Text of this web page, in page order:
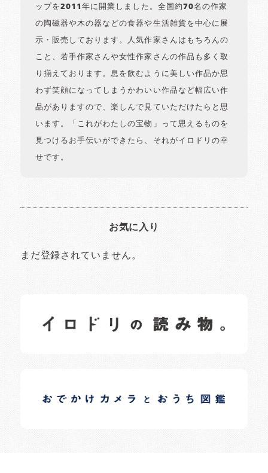
ップを2011年に開業しました。全国約70名の作家
の陶磁器や木の器などの食器や生活雑貨を中心に展
示・販売しております。人気作家さんはもちろんの
こと、若手作家さんや女性作家さんの作品も多く取
り揃えております。息を飲むように美しい作品か思
わず笑顔になってしまうかわいい作品など幅広い作
品がありますので、楽しんで見ていただけたらと思
います。「これがわたしの宝物」って思えるものを
見つけるお手伝いができたら、それがイロドリの幸
せです。
お気に入り
まだ登録されていません。
日常の様子など随時更新中です。
日常の様子など随時更新中です。